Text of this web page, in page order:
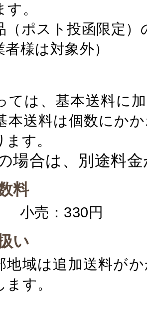
。
（ポスト投函限定
様は対象外）
ては、基本送料に
本送料は個数にか
す。
場合は、別途料
料
小売：330円 卸
い
地域は追加送料が
す。